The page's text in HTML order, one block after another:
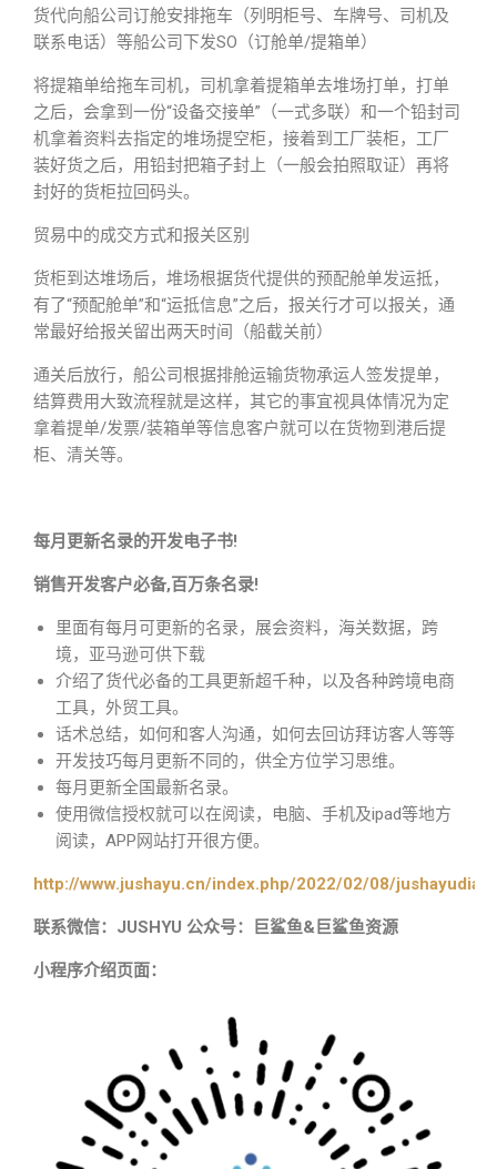
货代向船公司订舱安排拖车（列明柜号、车牌号、司机及
联系电话）等船公司下发SO（订舱单/提箱单）
将提箱单给拖车司机，司机拿着提箱单去堆场打单，打单
之后，会拿到一份“设备交接单”（一式多联）和一个铅封司
机拿着资料去指定的堆场提空柜，接着到工厂装柜，工厂
装好货之后，用铅封把箱子封上（一般会拍照取证）再将
封好的货柜拉回码头。
贸易中的成交方式和报关区别
货柜到达堆场后，堆场根据货代提供的预配舱单发运抵，
有了“预配舱单”和“运抵信息”之后，报关行才可以报关，通
常最好给报关留出两天时间（船截关前）
通关后放行，船公司根据排舱运输货物承运人签发提单，
结算费用大致流程就是这样，其它的事宜视具体情况为定
拿着提单/发票/装箱单等信息客户就可以在货物到港后提
柜、清关等。
每月更新名录的开发电子书!
销售开发客户必备,百万条名录!
里面有每月可更新的名录，展会资料，海关数据，跨
境，亚马逊可供下载
介绍了货代必备的工具更新超千种，以及各种跨境电商
工具，外贸工具。
话术总结，如何和客人沟通，如何去回访拜访客人等等
开发技巧每月更新不同的，供全方位学习思维。
每月更新全国最新名录。
使用微信授权就可以在阅读，电脑、手机及ipad等地方
阅读，APP网站打开很方便。
http://www.jushayu.cn/index.php/2022/02/08/
联系微信：JUSHYU 公众号：巨鲨鱼&巨鲨鱼资源
小程序介绍页面：